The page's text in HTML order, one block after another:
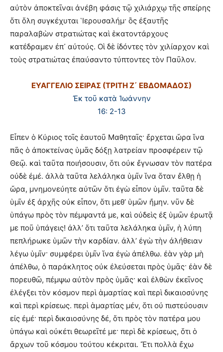
αὐτὸν ἀποκτεῖναι ἀνέβη φάσις τῷ χιλιάρχῳ τῆς σπείρης
ὅτι ὅλη συγκέχυται ῾Ιερουσαλήμ· ὃς ἐξαυτῆς
παραλαβὼν στρατιώτας καὶ ἑκατοντάρχους
κατέδραμεν ἐπ᾿ αὐτούς. Οἱ δὲ ἰδόντες τὸν χιλίαρχον καὶ
τοὺς στρατιώτας ἐπαύσαντο τύπτοντες τὸν Παῦλον.
ΕΥΑΓΓΕΛΙΟ ΣΕΙΡΑΣ (ΤΡΙΤΗ Ζ΄ ΕΒΔΟΜΑΔΟΣ)
Ἐκ τοῦ κατὰ Ἰωάννην
16: 2-13
Εἶπεν ὁ Κύριος τοῖς ἑαυτοῦ Μαθηταῖς· ἔρχεται ὥρα ἵνα
πᾶς ὁ ἀποκτείνας ὑμᾶς δόξῃ λατρείαν προσφέρειν τῷ
Θεῷ. καὶ ταῦτα ποιήσουσιν, ὅτι οὐκ ἔγνωσαν τὸν πατέρα
οὐδὲ ἐμέ. ἀλλὰ ταῦτα λελάληκα ὑμῖν ἵνα ὅταν ἔλθῃ ἡ
ὥρα, μνημονεύητε αὐτῶν ὅτι ἐγὼ εἶπον ὑμῖν. ταῦτα δὲ
ὑμῖν ἐξ ἀρχῆς οὐκ εἶπον, ὅτι μεθ’ ὑμῶν ἤμην. νῦν δὲ
ὑπάγω πρὸς τὸν πέμψαντά με, καὶ οὐδεὶς ἐξ ὑμῶν ἐρωτᾷ
με ποῦ ὑπάγεις! ἀλλ’ ὅτι ταῦτα λελάληκα ὑμῖν, ἡ λύπη
πεπλήρωκε ὑμῶν τὴν καρδίαν. ἀλλ’ ἐγὼ τὴν ἀλήθειαν
λέγω ὑμῖν· συμφέρει ὑμῖν ἵνα ἐγὼ ἀπέλθω. ἐὰν γὰρ μὴ
ἀπέλθω, ὁ παράκλητος οὐκ ἐλεύσεται πρὸς ὑμᾶς· ἐὰν δὲ
πορευθῶ, πέμψω αὐτὸν πρὸς ὑμᾶς· καὶ ἐλθὼν ἐκεῖνος
ἐλέγξει τὸν κόσμον περὶ ἁμαρτίας καὶ περὶ δικαιοσύνης
καὶ περὶ κρίσεως. περὶ ἁμαρτίας μέν, ὅτι οὐ πιστεύουσιν
εἰς ἐμέ· περὶ δικαιοσύνης δέ, ὅτι πρὸς τὸν πατέρα μου
ὑπάγω καὶ οὐκέτι θεωρεῖτέ με· περὶ δὲ κρίσεως, ὅτι ὁ
ἄρχων τοῦ κόσμου τούτου κέκριται. Ἔτι πολλὰ ἔχω